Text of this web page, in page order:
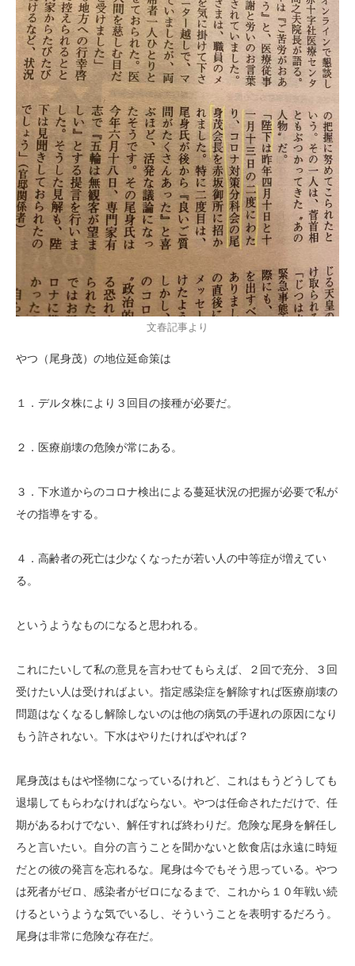
文春記事より
やつ（尾身茂）の地位延命策は
１．デルタ株により３回目の接種が必要だ。
２．医療崩壊の危険が常にある。
３．下水道からのコロナ検出による蔓延状況の把握が必要で私が
その指導をする。
４．高齢者の死亡は少なくなったが若い人の中等症が増えてい
る。
というようなものになると思われる。
これにたいして私の意見を言わせてもらえば、２回で充分、３回
受けたい人は受ければよい。指定感染症を解除すれば医療崩壊の
問題はなくなるし解除しないのは他の病気の手遅れの原因になり
もう許されない。下水はやりたければやれば？
尾身茂はもはや怪物になっているけれど、これはもうどうしても
退場してもらわなければならない。やつは任命されただけで、任
期があるわけでない、解任すれば終わりだ。危険な尾身を解任し
ろと言いたい。自分の言うことを聞かないと飲食店は永遠に時短
だとの彼の発言を忘れるな。尾身は今でもそう思っている。やつ
は死者がゼロ、感染者がゼロになるまで、これから１０年戦い続
けるというような気でいるし、そういうことを表明するだろう。
尾身は非常に危険な存在だ。